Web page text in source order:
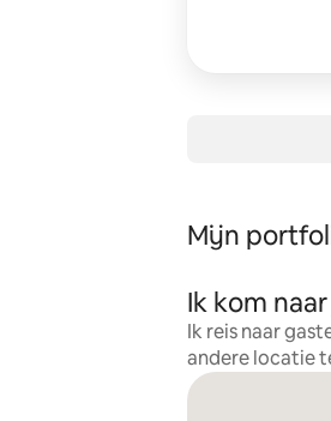
Mijn
Ik kom
Ik reis naar
andere locatie